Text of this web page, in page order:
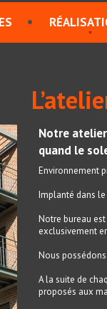
Notre
quand le
Environnement
Implanté dans
Notre bureau
exclusivement
Nous
A la suite de
proposés aux